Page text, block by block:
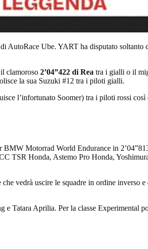
Ube. YART ha disputato soltanto
clamoroso 2’04”422 di Rea tra i gialli o il
la sua Suzuki #12 tra i piloti gialli.
l’infortunato Soomer) tra i piloti rossi
Motorrad World Endurance in
TSR Honda, Astemo Pro Honda,
vedrà uscire le squadre in ordine inverso
e Tatara Aprilia. Per la classe Experimental